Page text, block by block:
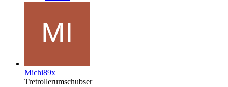
Michi89x
Tretrollerumschubser